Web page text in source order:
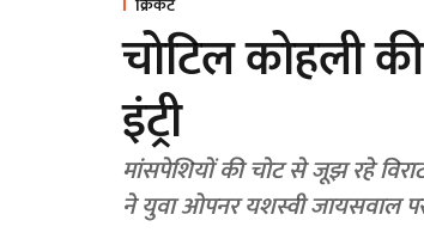
चोटिल कोहली
इंट्री
मांसपेशियों की चोट से जूझ रहे
ने युवा ओपनर यशस्वी जायसवाल